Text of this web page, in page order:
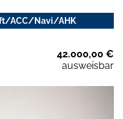
ACC/Navi/AHK
42.000,00 €
ausweisbar